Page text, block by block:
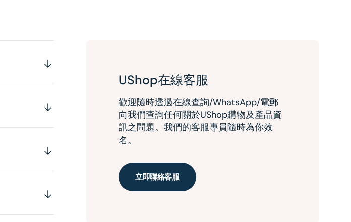
UShop在線客服
歡迎隨時透過在線查詢/WhatsApp/電郵
向我們查詢任何關於UShop購物及產品資
訊之問題。我們的客服專員隨時為你效
名。
立即聯絡客服